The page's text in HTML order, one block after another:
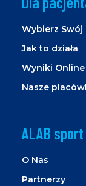
Wybierz Swój
Jak to działa
Wyniki Online
Nasze
ALAB sport
O Nas
Partnerzy